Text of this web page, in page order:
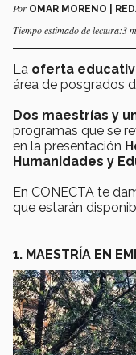
Por OMAR MORENO |
Tiempo estimado de lectura:3
La oferta
área de posgrados
Dos maestrías y
programas que se
en la presentación
Humanidades y
En CONECTA te
que estarán
1. MAESTRÍA EN